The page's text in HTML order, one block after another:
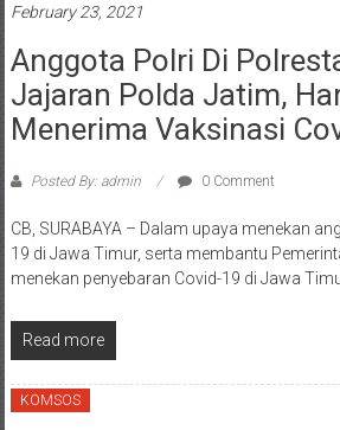
February 23, 2021
Anggota Polri Di
Jajaran Polda Jatim,
Menerima Vaksinasi
Posted By: admin 0 Comment
CB, SURABAYA – Dalam upaya menekan
19 di Jawa Timur, serta membantu
menekan penyebaran Covid-19 di Jawa
Read more
KOMSOS